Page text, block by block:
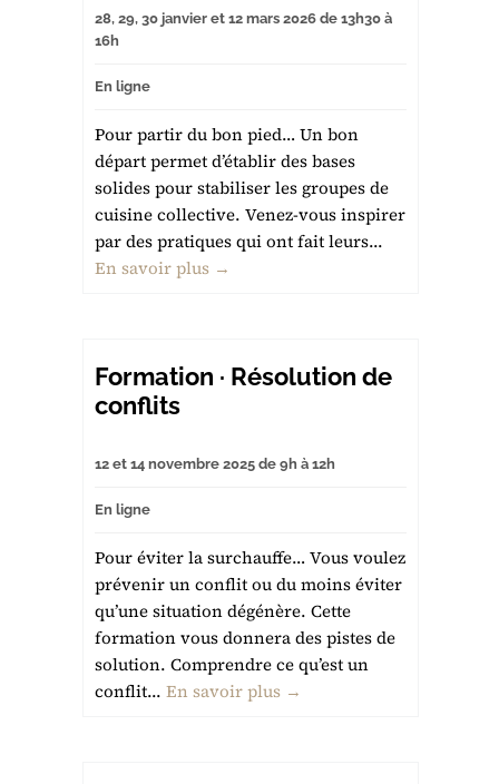
28, 29, 30 janvier et 12 mars 2026 de 13h30 à
16h
En ligne
Pour partir du bon pied… Un bon
départ permet d’établir des bases
solides pour stabiliser les groupes de
cuisine collective. Venez-vous inspirer
par des pratiques qui ont fait leurs...
En savoir plus →
Formation · Résolution de
conflits
12 et 14 novembre 2025 de 9h à 12h
En ligne
Pour éviter la surchauffe… Vous voulez
prévenir un conflit ou du moins éviter
qu’une situation dégénère. Cette
formation vous donnera des pistes de
solution. Comprendre ce qu’est un
conflit... En savoir plus →